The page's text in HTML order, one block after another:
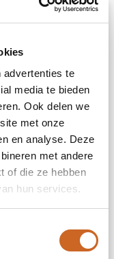
advertenties te
media te bieden
Ook delen we
met onze
en analyse. Deze
met andere
of die ze hebben
hun services.